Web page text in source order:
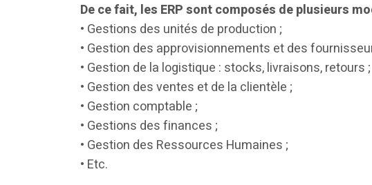
De ce fait, les ERP sont composés de plusieurs
• Gestions des unités de production ;
• Gestion des approvisionnements et des
• Gestion de la logistique : stocks, livraisons, retours ;
• Gestion des ventes et de la clientèle ;
• Gestion comptable ;
• Gestions des finances ;
• Gestion des Ressources Humaines ;
• Etc.